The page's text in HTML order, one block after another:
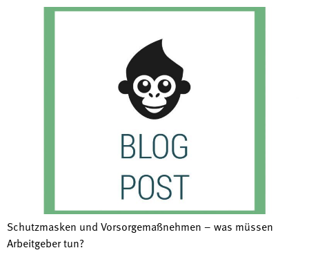
Schutzmasken und Vorsorgemaßnehmen – was müssen
Arbeitgeber tun?